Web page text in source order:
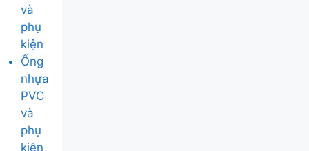
và
phụ
kiện
Ống
nhựa
PVC
và
phụ
kiện